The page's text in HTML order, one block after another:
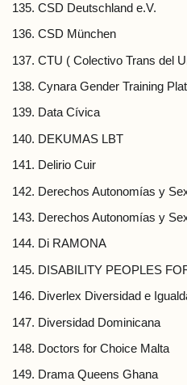
CSD Deutschland e.V.
CSD München
CTU ( Colectivo Trans del
Cynara Gender Training
Data Cívica
DEKUMAS LBT
Delirio Cuir
Derechos Autonomías y
Derechos Autonomías y
Di RAMONA
DISABILITY PEOPLES
Diverlex Diversidad e
Diversidad Dominicana
Doctors for Choice Malta
Drama Queens Ghana